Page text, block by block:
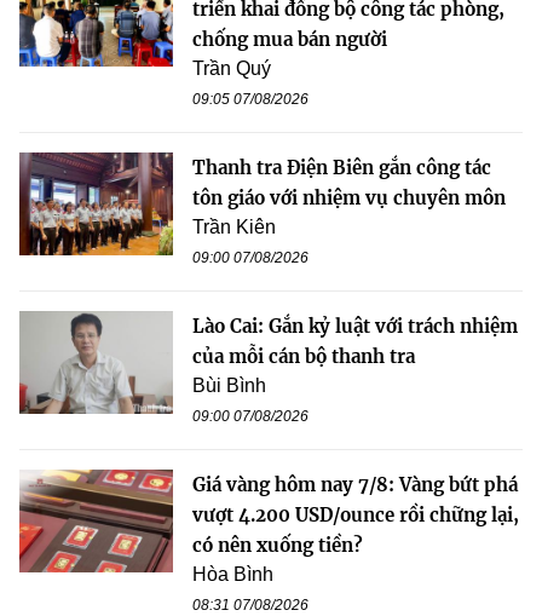
triển khai đồng bộ công tác phòng,
chống mua bán người
Trần Quý
09:05 07/08/2026
Thanh tra Điện Biên gắn công tác
tôn giáo với nhiệm vụ chuyên môn
Trần Kiên
09:00 07/08/2026
Lào Cai: Gắn kỷ luật với trách nhiệm
của mỗi cán bộ thanh tra
Bùi Bình
09:00 07/08/2026
Giá vàng hôm nay 7/8: Vàng bứt phá
vượt 4.200 USD/ounce rồi chững lại,
có nên xuống tiền?
Hòa Bình
08:31 07/08/2026